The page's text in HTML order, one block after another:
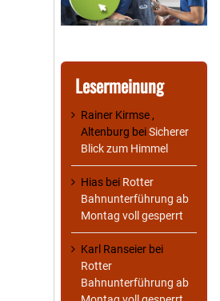
Lesermeinung
Rainer Kirmse ,
Altenburg beiSicherer
Blick zum Himmel
Hias bei Rotter
Bahnunterführung ab
Montag voll gesperrt
Karl Ranseier bei
Rotter
Bahnunterführung ab